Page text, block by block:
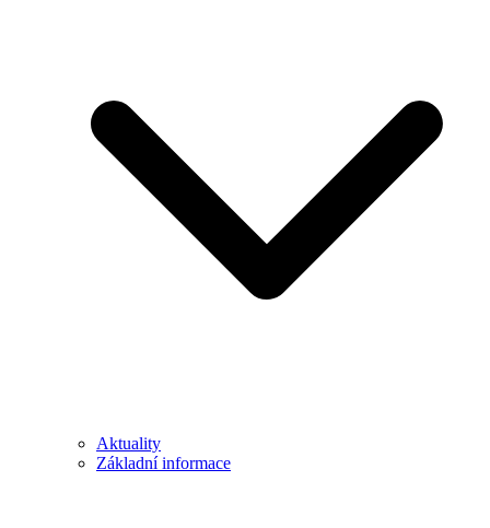
Aktuality
Základní informace